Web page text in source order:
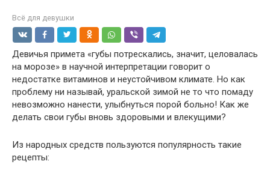
Всё для девушки
Девичья примета «губы потрескались, значит, целовалась
на морозе» в научной интерпретации говорит о
недостатке витаминов и неустойчивом климате. Но как
проблему ни называй, уральской зимой не то что помаду
невозможно нанести, улыбнуться порой больно! Как же
делать свои губы вновь здоровыми и влекущими?
Из народных средств пользуются популярность такие
рецепты: